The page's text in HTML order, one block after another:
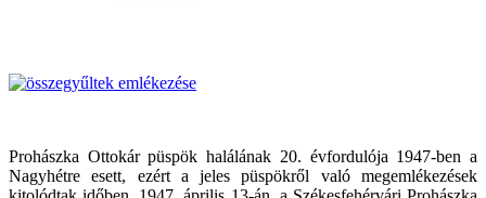
Prohászka Ottokár püspök halálának 20. évfordulója 1947-ben a
Nagyhétre esett, ezért a jeles püspökről való megemlékezések